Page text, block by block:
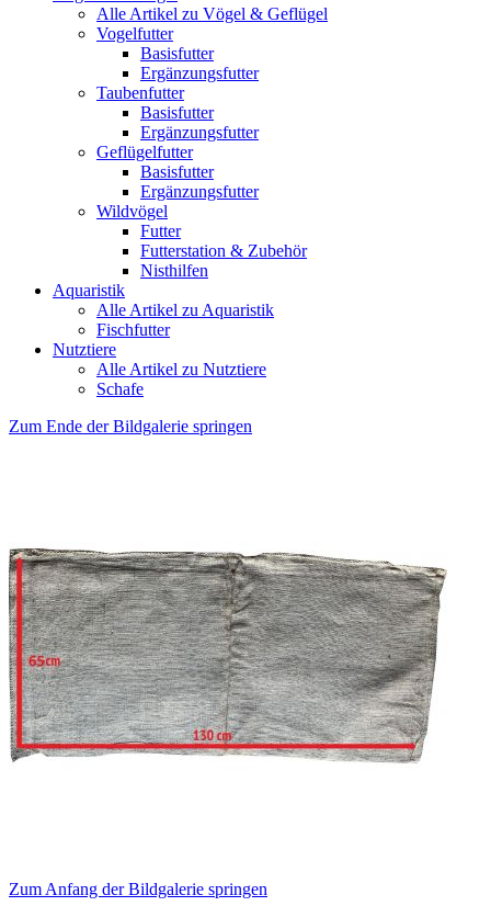
Alle Artikel zu Vögel & Geflügel
Vogelfutter
Basisfutter
Ergänzungsfutter
Taubenfutter
Basisfutter
Ergänzungsfutter
Geflügelfutter
Basisfutter
Ergänzungsfutter
Wildvögel
Futter
Futterstation & Zubehör
Nisthilfen
Aquaristik
Alle Artikel zu Aquaristik
Fischfutter
Nutztiere
Alle Artikel zu Nutztiere
Schafe
Zum Ende der Bildgalerie springen
Zum Anfang der Bildgalerie springen